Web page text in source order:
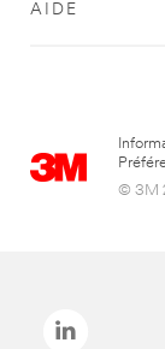
AIDE
© 3M